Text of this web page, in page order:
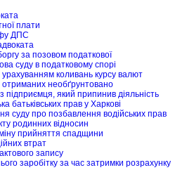
плати
ДПС
за позовом податкової
суду в податковому спорі
коливань курсу валют
отриманих необґрунтовано
підприємця, який припинив діяльність
батьківських прав у Харкові
суду про позбавлення водійських прав
родинних відносин
прийняття спадщини
втрат
запису
заробітку за час затримки розрахунку